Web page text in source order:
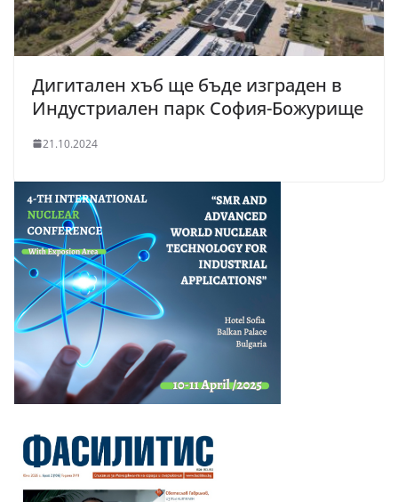
Дигитален хъб ще бъде изграден в
Индустриален парк София-Божурище
21.10.2024